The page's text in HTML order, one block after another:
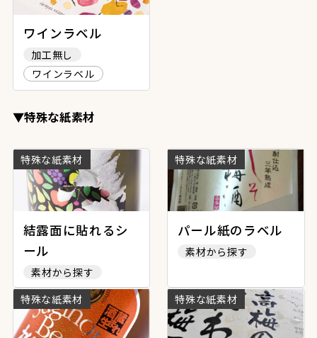
ワインラベル
加工無し
ワインラベル
▼特殊な紙素材
特殊な紙素材
結露面に貼れるシ
ール
素材から探す
特殊な紙素材
パール紙のラベル
素材から探す
特殊な紙素材 特殊な紙素材